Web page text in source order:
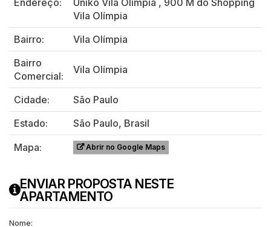
Vila Olímpia
Bairro:
Vila Olímpia
Bairro
Comercial:
Vila Olímpia
Cidade:
São Paulo
Estado:
São Paulo, Brasil
Mapa:
Abrir no Google Maps
ENVIAR PROPOSTA NESTE
APARTAMENTO
Nome: